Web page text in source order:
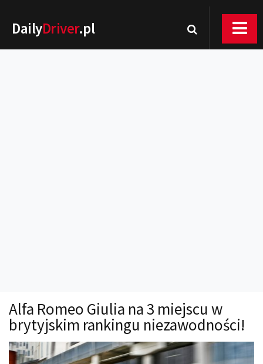
DailyDriver.pl
Technika jazdy
Oświetlenie
Kalkulatory
Alfa Romeo Giulia na 3 miejscu w
brytyjskim rankingu niezawodności!